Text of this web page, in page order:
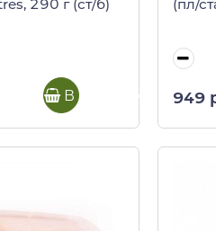
290 г (ст/б)
В корзину
(пл/
949